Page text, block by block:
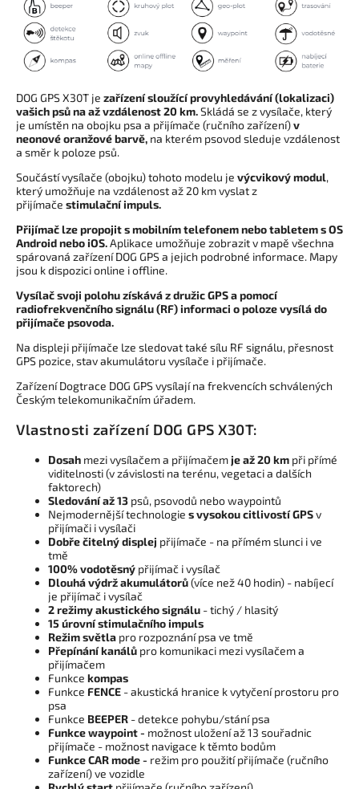
DOG GPS X30T je zařízení sloužící provyhledávání (lokalizaci)
vašich psů na až vzdálenost 20 km.Skládá se z vysílače, který
je umístěn na obojku psa a přijímače (ručního zařízení)v
neonové oranžové barvě, na kterém psovod sleduje vzdálenost
a směr k poloze psů.
Součástí vysílače (obojku) tohoto modelu je výcvikový modul,
který umožňuje na vzdálenost až 20 km vyslat z
přijímače stimulační impuls.
Přijímač lze propojit s mobilním telefonem nebo tabletem s OS
Android nebo iOS.Aplikace umožňuje zobrazit v mapě všechna
spárovaná zařízení DOG GPS a jejich podrobné informace. Mapy
jsou k dispozici online i offline.
Vysílač svoji polohu získává z družic GPS a pomocí
radiofrekvenčního signálu (RF) informaci o poloze vysílá do
přijímače psovoda.
Na displeji přijímače lze sledovat také sílu RF signálu, přesnost
GPS pozice, stav akumulátoru vysílače i přijímače.
Zařízení Dogtrace DOG GPS vysílají na frekvencích schválených
Českým telekomunikačním úřadem.
Vlastnosti zařízení DOG GPS X30T:
Dosah mezi vysílačem a přijímačem je až 20 km při přímé
viditelnosti (v závislosti na terénu, vegetaci a dalších
faktorech)
Sledování až 13 psů, psovodů nebo waypointů
Nejmodernější technologie s vysokou citlivostí GPSv
přijímači i vysílači
Dobře čitelný displej přijímače - na přímém slunci i ve
tmě
100% vodotěsný přijímač i vysílač
Dlouhá výdrž akumulátorů(více než 40 hodin) - nabíjecí
je přijímač i vysílač
2 režimy akustického signálu - tichý / hlasitý
15 úrovní stimulačního impuls
Režim světla pro rozpoznání psa ve tmě
Přepínání kanálů pro komunikaci mezi vysílačem a
přijímačem
Funkce kompas
Funkce FENCE - akustická hranice k vytyčení prostoru pro
psa
Funkce BEEPER - detekce pohybu/stání psa
Funkce waypoint- možnost uložení až 13 souřadnic
přijímače - možnost navigace k těmto bodům
Funkce CAR mode - režim pro použití přijímače (ručního
zařízení) ve vozidle